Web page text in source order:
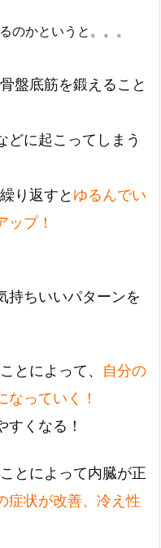
のかというと。。。
盤底筋を鍛えること
どに起こってしまう
り返すと ゆるんでい
ップ！
持ちいいパターンを
とによって、 自分の
っていく！
すくなる！
とによって内臓が正
症状が改善、冷え性